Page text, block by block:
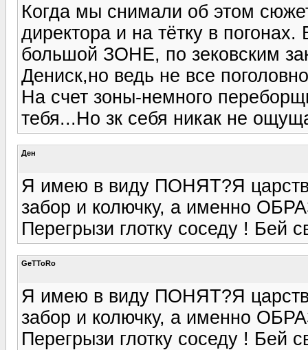
Когда мы снимали об этом
директора и на тётку в
большой ЗОНЕ, по зековским
Дениск,но ведь не все
На счет зоны-немного
тебя...Но зк себя никак не
Ден
Я имею в виду ПОНЯТ?Я
забор и колючку, а именно
Перегрызи глотку соседу ! Бей
GeTToRo
Я имею в виду ПОНЯТ?Я
забор и колючку, а именно
Перегрызи глотку соседу ! Бей